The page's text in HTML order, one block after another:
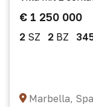
€ 1 250 000
2 SZ 2 BZ
Marbella,